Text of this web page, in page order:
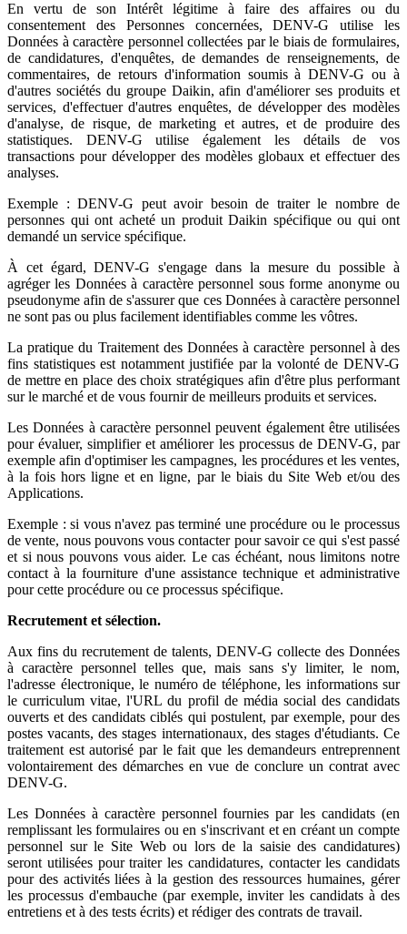
En vertu de son Intérêt légitime à faire des affaires ou du
consentement des Personnes concernées, DENV-G utilise les
Données à caractère personnel collectées par le biais de formulaires,
de candidatures, d'enquêtes, de demandes de renseignements, de
commentaires, de retours d'information soumis à DENV-G ou à
d'autres sociétés du groupe Daikin, afin d'améliorer ses produits et
services, d'effectuer d'autres enquêtes, de développer des modèles
d'analyse, de risque, de marketing et autres, et de produire des
statistiques. DENV-G utilise également les détails de vos
transactions pour développer des modèles globaux et effectuer des
analyses.
Exemple : DENV-G peut avoir besoin de traiter le nombre de
personnes qui ont acheté un produit Daikin spécifique ou qui ont
demandé un service spécifique.
À cet égard, DENV-G s'engage dans la mesure du possible à
agréger les Données à caractère personnel sous forme anonyme ou
pseudonyme afin de s'assurer que ces Données à caractère personnel
ne sont pas ou plus facilement identifiables comme les vôtres.
La pratique du Traitement des Données à caractère personnel à des
fins statistiques est notamment justifiée par la volonté de DENV-G
de mettre en place des choix stratégiques afin d'être plus performant
sur le marché et de vous fournir de meilleurs produits et services.
Les Données à caractère personnel peuvent également être utilisées
pour évaluer, simplifier et améliorer les processus de DENV-G, par
exemple afin d'optimiser les campagnes, les procédures et les ventes,
à la fois hors ligne et en ligne, par le biais du Site Web et/ou des
Applications.
Exemple : si vous n'avez pas terminé une procédure ou le processus
de vente, nous pouvons vous contacter pour savoir ce qui s'est passé
et si nous pouvons vous aider. Le cas échéant, nous limitons notre
contact à la fourniture d'une assistance technique et administrative
pour cette procédure ou ce processus spécifique.
Recrutement et sélection.
Aux fins du recrutement de talents, DENV-G collecte des Données
à caractère personnel telles que, mais sans s'y limiter, le nom,
l'adresse électronique, le numéro de téléphone, les informations sur
le curriculum vitae, l'URL du profil de média social des candidats
ouverts et des candidats ciblés qui postulent, par exemple, pour des
postes vacants, des stages internationaux, des stages d'étudiants. Ce
traitement est autorisé par le fait que les demandeurs entreprennent
volontairement des démarches en vue de conclure un contrat avec
DENV-G.
Les Données à caractère personnel fournies par les candidats (en
remplissant les formulaires ou en s'inscrivant et en créant un compte
personnel sur le Site Web ou lors de la saisie des candidatures)
seront utilisées pour traiter les candidatures, contacter les candidats
pour des activités liées à la gestion des ressources humaines, gérer
les processus d'embauche (par exemple, inviter les candidats à des
entretiens et à des tests écrits) et rédiger des contrats de travail.